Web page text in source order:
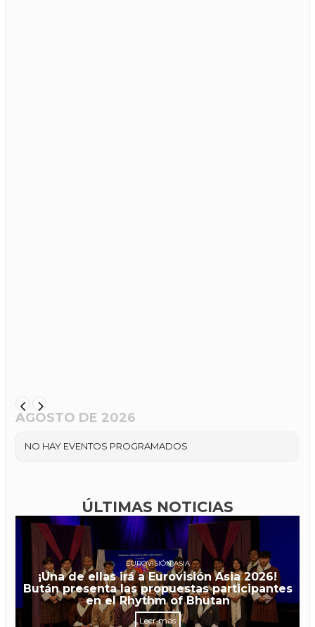
AGOSTO DE 2026
NO HAY EVENTOS PROGRAMADOS
ÚLTIMAS NOTICIAS
EUROVISIÓN ASIA
¡Una de ellas irá a Eurovisión Asia 2026!
Bután presenta las propuestas participantes
en el Rhythm of Bhutan
Leer más